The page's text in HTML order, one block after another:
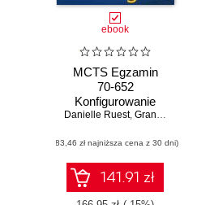
ebook
MCTS Egzamin
70-652
Konfigurowanie
wirtualizacji
Windows Server
Danielle Ruest, Grandmasters
(83,46 zł najniższa cena z 30 dni)
141.91 zł